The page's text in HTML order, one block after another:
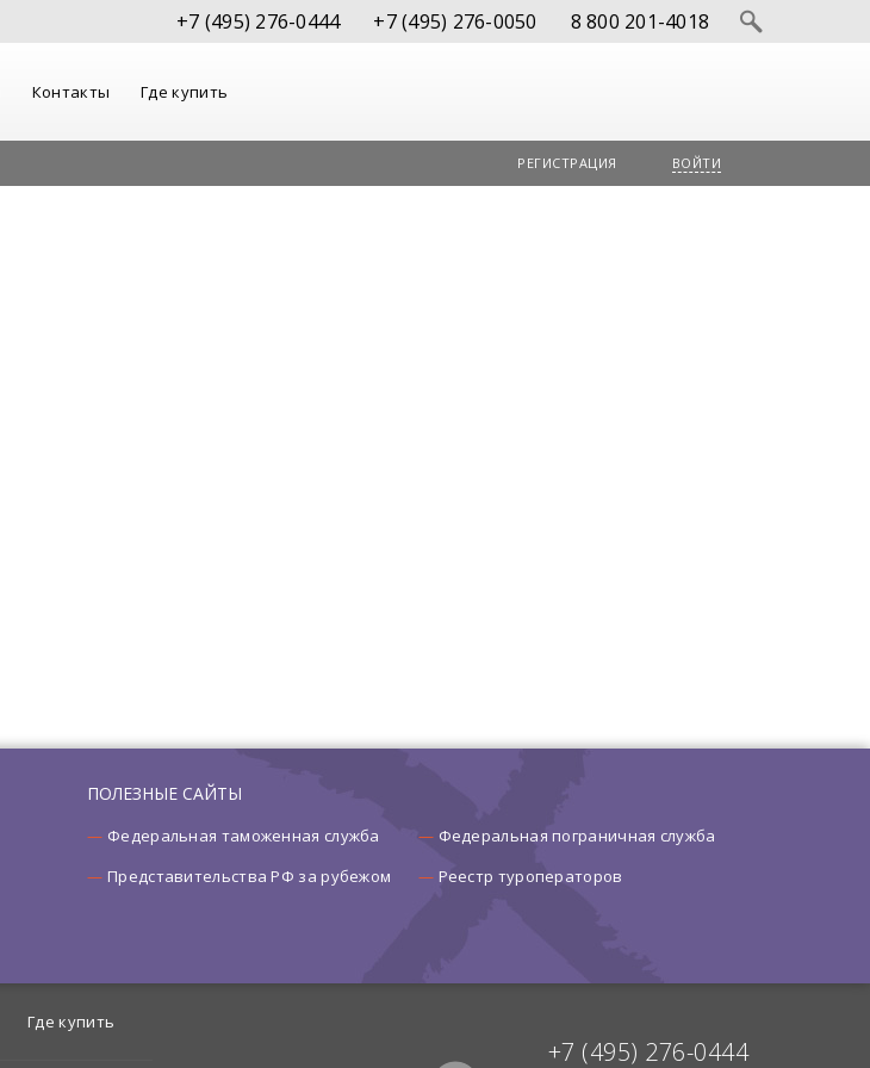
+7 (495) 276-0444 +7 (495) 276-0050 8 800 201-4018
Контакты Где купить
РЕГИСТРАЦИЯ ВОЙТИ
ПОЛЕЗНЫЕ САЙТЫ
Федеральная таможенная служба
Федеральная пограничная служба
Представительства РФ за рубежом
Реестр туроператоров
+7 (495) 276-0444
Где купить